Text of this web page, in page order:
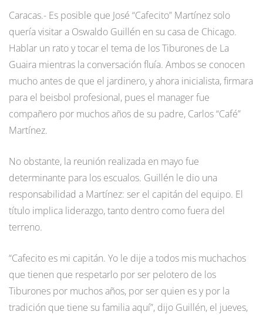
Caracas.- Es posible que José “Cafecito” Martínez solo
quería visitar a Oswaldo Guillén en su casa de Chicago.
Hablar un rato y tocar el tema de los Tiburones de La
Guaira mientras la conversación fluía. Ambos se conocen
mucho antes de que el jardinero, y ahora inicialista, firmara
para el beisbol profesional, pues el manager fue
compañero por muchos años de su padre, Carlos “Café”
Martínez.
No obstante, la reunión realizada en mayo fue
determinante para los escualos. Guillén le dio una
responsabilidad a Martínez: ser el capitán del equipo. El
título implica liderazgo, tanto dentro como fuera del
terreno.
“Cafecito es mi capitán. Yo le dije a todos mis muchachos
que tienen que respetarlo por ser pelotero de los
Tiburones por muchos años, por ser quien es y por la
tradición que tiene su familia aquí”, dijo Guillén, el jueves,